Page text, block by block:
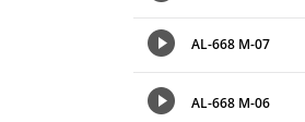
AL-668 M-07
AL-668 M-06